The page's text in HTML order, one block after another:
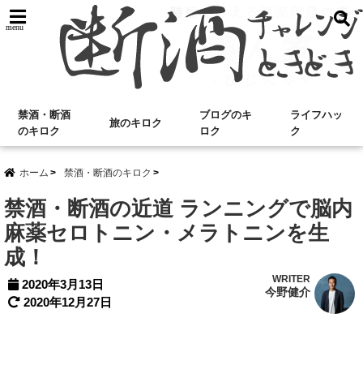
menu
禁酒・断酒
のキロク
旅のキロク
ブログのキ
ロク
ライフハッ
ク
ホーム 禁酒・断酒のキロク
禁酒・断酒の近道 ランニングで脳内
麻薬セロトニン・メラトニンを生
成！
2020年3月13日
2020年12月27日
WRITER
今野健介